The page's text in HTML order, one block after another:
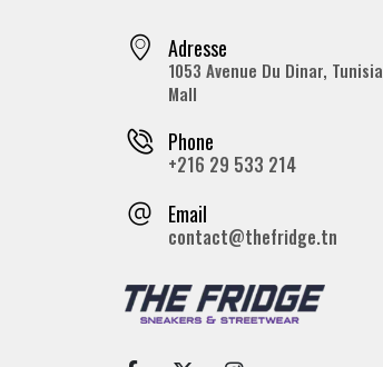
Adresse
1053 Avenue Du Dinar, Tunisia
Mall
Phone
+216 29 533 214
Email
contact@thefridge.tn